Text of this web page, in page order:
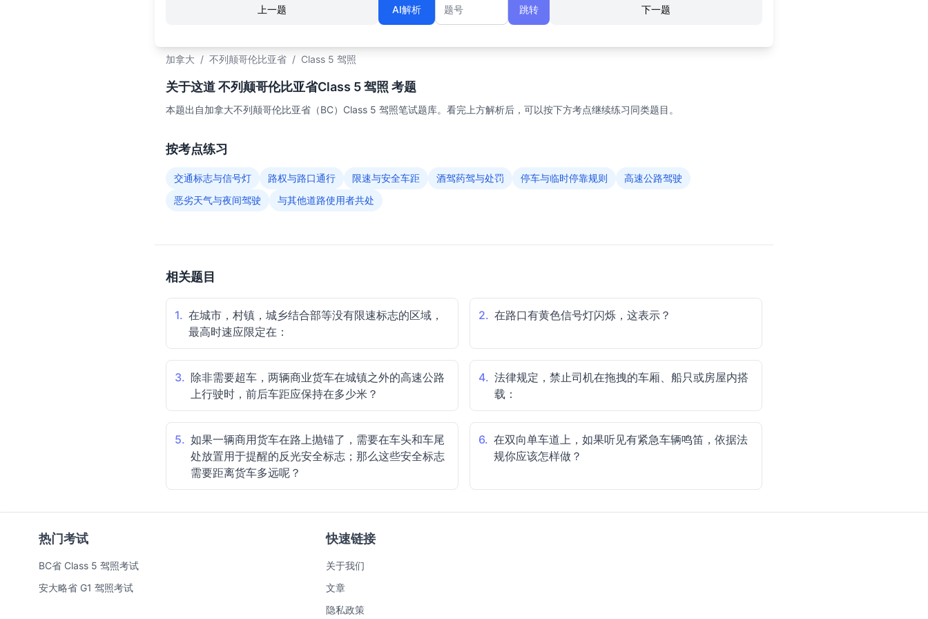
上一题 下一题
AI解析
题号
跳转
加拿大 / 不列颠哥伦比亚省 / Class 5 驾照
关于这道 不列颠哥伦比亚省Class 5 驾照 考题
本题出自加拿大不列颠哥伦比亚省（BC）Class 5 驾照笔试题库。看完上方解析后，可以按下方考点继续练习同类题目。
按考点练习
交通标志与信号灯 路权与路口通行 限速与安全车距 酒驾药驾与处罚 停车与临时停靠规则
高速公路驾驶
恶劣天气与夜间驾驶
与其他道路使用者共处
相关题目
1. 在城市，村镇，城乡结合部等没有限速标志的区域，
最高时速应限定在：
2. 在路口有黄色信号灯闪烁，这表示？
3. 除非需要超车，两辆商业货车在城镇之外的高速公路
上行驶时，前后车距应保持在多少米？
4. 法律规定，禁止司机在拖拽的车厢、船只或房屋内搭
载：
5. 如果一辆商用货车在路上抛锚了，需要在车头和车尾
处放置用于提醒的反光安全标志；那么这些安全标志
需要距离货车多远呢？
6. 在双向单车道上，如果听见有紧急车辆鸣笛，依据法
规你应该怎样做？
热门考试
BC省 Class 5 驾照考试
安大略省 G1 驾照考试
快速链接
关于我们
文章
隐私政策